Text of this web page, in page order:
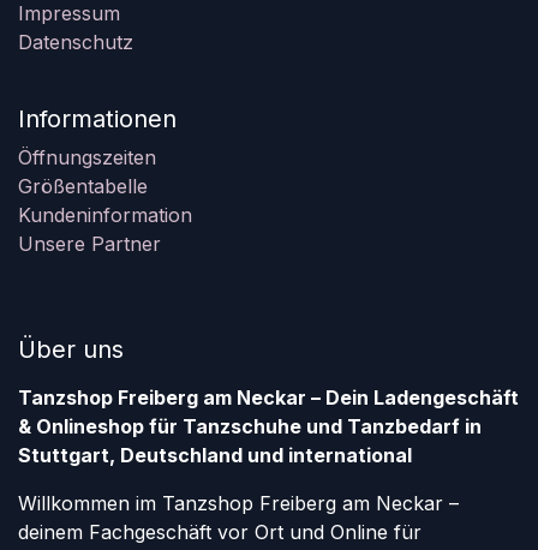
Impressum
Datenschutz
Informationen
Öffnungszeiten
Größentabelle
Kundeninformation
Unsere Partner
Über uns
Tanzshop Freiberg am Neckar – Dein Ladengeschäft
& Onlineshop für Tanzschuhe und Tanzbedarf in
Stuttgart, Deutschland und international
Willkommen im Tanzshop Freiberg am Neckar –
deinem Fachgeschäft vor Ort und Online für